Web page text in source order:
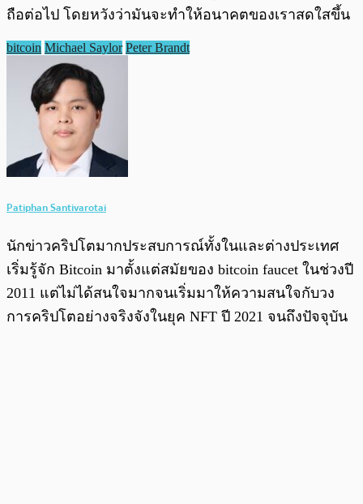
ถือต่อไป โดยหวังว่ามันจะทำให้อนาคตของเราสดใสขึ้น
bitcoin Michael Saylor Peter Brandt
Patiphan Santivarotai
นักข่าวคริปโตมากประสบการณ์ทั้งในและต่างประเทศ
เริ่มรู้จัก Bitcoin มาตั้งแต่สมัยของ bitcoin faucet ในช่วงปี
2011 แต่ไม่ได้สนใจมากจนเริ่มมาให้ความสนใจกับวง
การคริปโตอย่างจริงจังในยุค NFT ปี 2021 จนถึงปัจจุบัน